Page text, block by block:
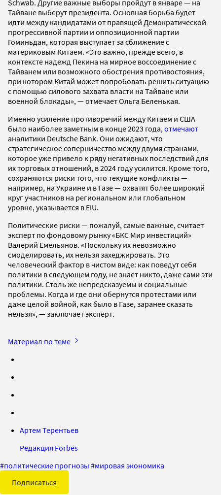
Schwab. Другие важные выборы пройдут в январе — на
Тайване выберут президента. Основная борьба будет
идти между кандидатами от правящей Демократической
прогрессивной партии и оппозиционной партии
Гоминьдан, которая выступает за сближение с
материковым Китаем. «Это важно, прежде всего, в
контексте надежд Пекина на мирное воссоединение с
Тайванем или возможного обострения противостояния,
при котором Китай может попробовать решить ситуацию
с помощью силового захвата власти на Тайване или
военной блокады», — отмечает Ольга Беленькая.
Именно усиление противоречий между Китаем и США
было наиболее заметным в конце 2023 года,отмечают
аналитики Deutsche Bank. Они ожидают, что
стратегическое соперничество между двумя странами,
которое уже привело к ряду негативных последствий для
их торговых отношений, в 2024 году усилится. Кроме того,
сохраняются риски того, что текущие конфликты —
например, на Украине и в Газе — охватят более широкий
круг участников на региональном или глобальном
уровне, указывается в EIU.
Политические риски — пожалуй, самые важные, считает
эксперт по фондовому рынку «БКС Мир инвестиций»
Валерий Емельянов. «Поскольку их невозможно
смоделировать, их нельзя захеджировать. Это
человеческий фактор в чистом виде: как поведут себя
политики в следующем году, не знает никто, даже сами эти
политики. Столь же непредсказуемы и социальные
проблемы. Когда и где они обернутся протестами или
даже целой войной, как было в Газе, заранее сказать
нельзя», — заключает эксперт.
Материал по теме
Артем Терентьев
Редакция Forbes
#политические прогнозы #мировая экономика
Подписаться